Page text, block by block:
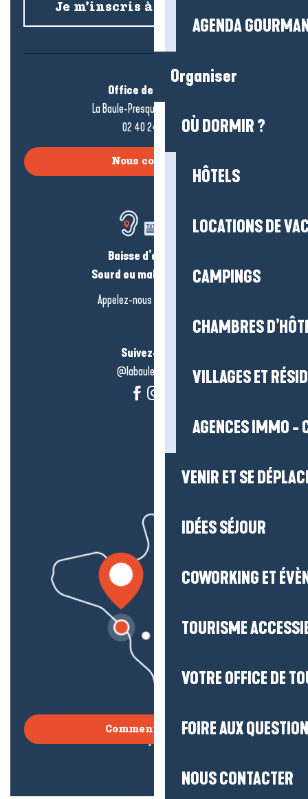
AGENDA
Organiser
OÙ DORMIR ?
HÔTELS
LOCATIONS DE
CAMPINGS
CHAMBRES
VILLAGES ET
AGENCES IMMO -
VENIR ET SE
IDÉES SÉJOUR
COWORKING ET
TOURISME
VOTRE OFFICE DE
FOIRE AUX
NOUS CONTACTER
Je m’inscris à la newsletter
Office de tourisme
La Baule-Presqu’île de Guérande
02 40 24 34 44
Nous contacter
Baisse d’audition ?
Sourd ou malentendant ?
Appelez-nous en
Suivez-nous !
@labauleguérande
Comment venir ?